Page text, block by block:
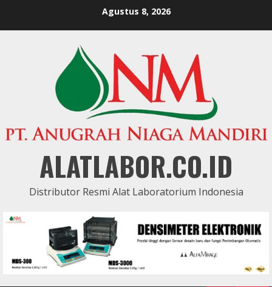
Agustus 8, 2026
ALATLABOR.CO.ID
Distributor Resmi Alat Laboratorium Indonesia